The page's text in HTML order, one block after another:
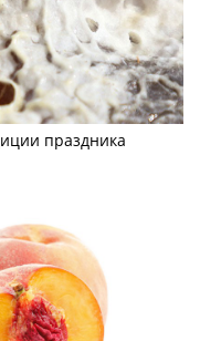
праздника